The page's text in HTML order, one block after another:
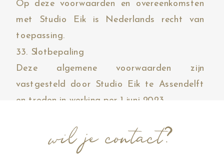
Op deze voorwaarden en overeenkomsten
met Studio Eik is Nederlands recht van
toepassing.
33. Slotbepaling
Deze algemene voorwaarden zijn
vastgesteld door Studio Eik te Assendelft
en treden in werking per 1 juni 2023.
wil je contact?